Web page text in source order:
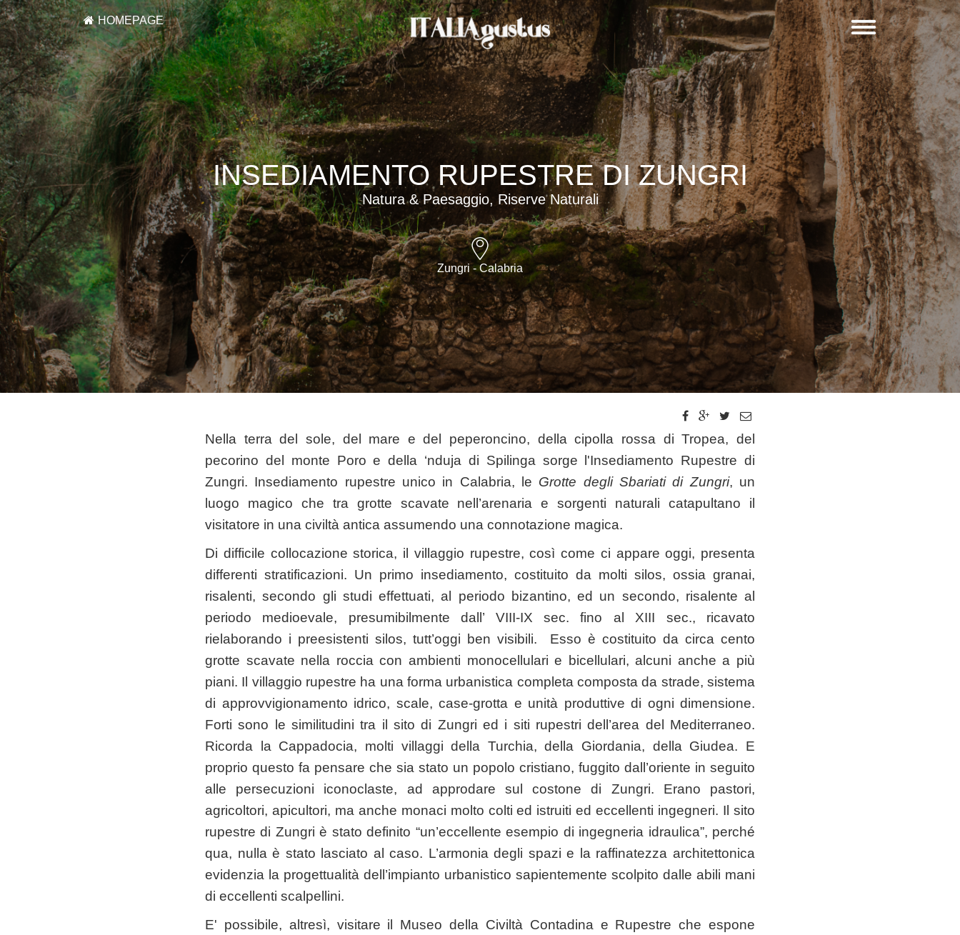
HOMEPAGE
INSEDIAMENTO RUPESTRE DI ZUNGRI
Natura & Paesaggio, Riserve Naturali
Zungri - Calabria
Nella terra del sole, del mare e del peperoncino, della cipolla rossa di Tropea, del
pecorino del monte Poro e della ‘nduja di Spilinga sorge l'Insediamento Rupestre di
Zungri. Insediamento rupestre unico in Calabria, le Grotte degli Sbariati di Zungri, un
luogo magico che tra grotte scavate nell’arenaria e sorgenti naturali catapultano il
visitatore in una civiltà antica assumendo una connotazione magica.
Di difficile collocazione storica, il villaggio rupestre, così come ci appare oggi, presenta
differenti stratificazioni. Un primo insediamento, costituito da molti silos, ossia granai,
risalenti, secondo gli studi effettuati, al periodo bizantino, ed un secondo, risalente al
periodo medioevale, presumibilmente dall’ VIII-IX sec. fino al XIII sec., ricavato
rielaborando i preesistenti silos, tutt’oggi ben visibili. Esso è costituito da circa cento
grotte scavate nella roccia con ambienti monocellulari e bicellulari, alcuni anche a più
piani. Il villaggio rupestre ha una forma urbanistica completa composta da strade, sistema
di approvvigionamento idrico, scale, case-grotta e unità produttive di ogni dimensione.
Forti sono le similitudini tra il sito di Zungri ed i siti rupestri dell’area del Mediterraneo.
Ricorda la Cappadocia, molti villaggi della Turchia, della Giordania, della Giudea. E
proprio questo fa pensare che sia stato un popolo cristiano, fuggito dall’oriente in seguito
alle persecuzioni iconoclaste, ad approdare sul costone di Zungri. Erano pastori,
agricoltori, apicultori, ma anche monaci molto colti ed istruiti ed eccellenti ingegneri. Il sito
rupestre di Zungri è stato definito “un’eccellente esempio di ingegneria idraulica”, perché
qua, nulla è stato lasciato al caso. L’armonia degli spazi e la raffinatezza architettonica
evidenzia la progettualità dell’impianto urbanistico sapientemente scolpito dalle abili mani
di eccellenti scalpellini.
E' possibile, altresì, visitare il Museo della Civiltà Contadina e Rupestre che espone